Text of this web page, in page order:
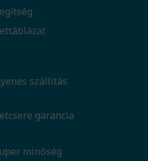
szállítás
garancia
minőség